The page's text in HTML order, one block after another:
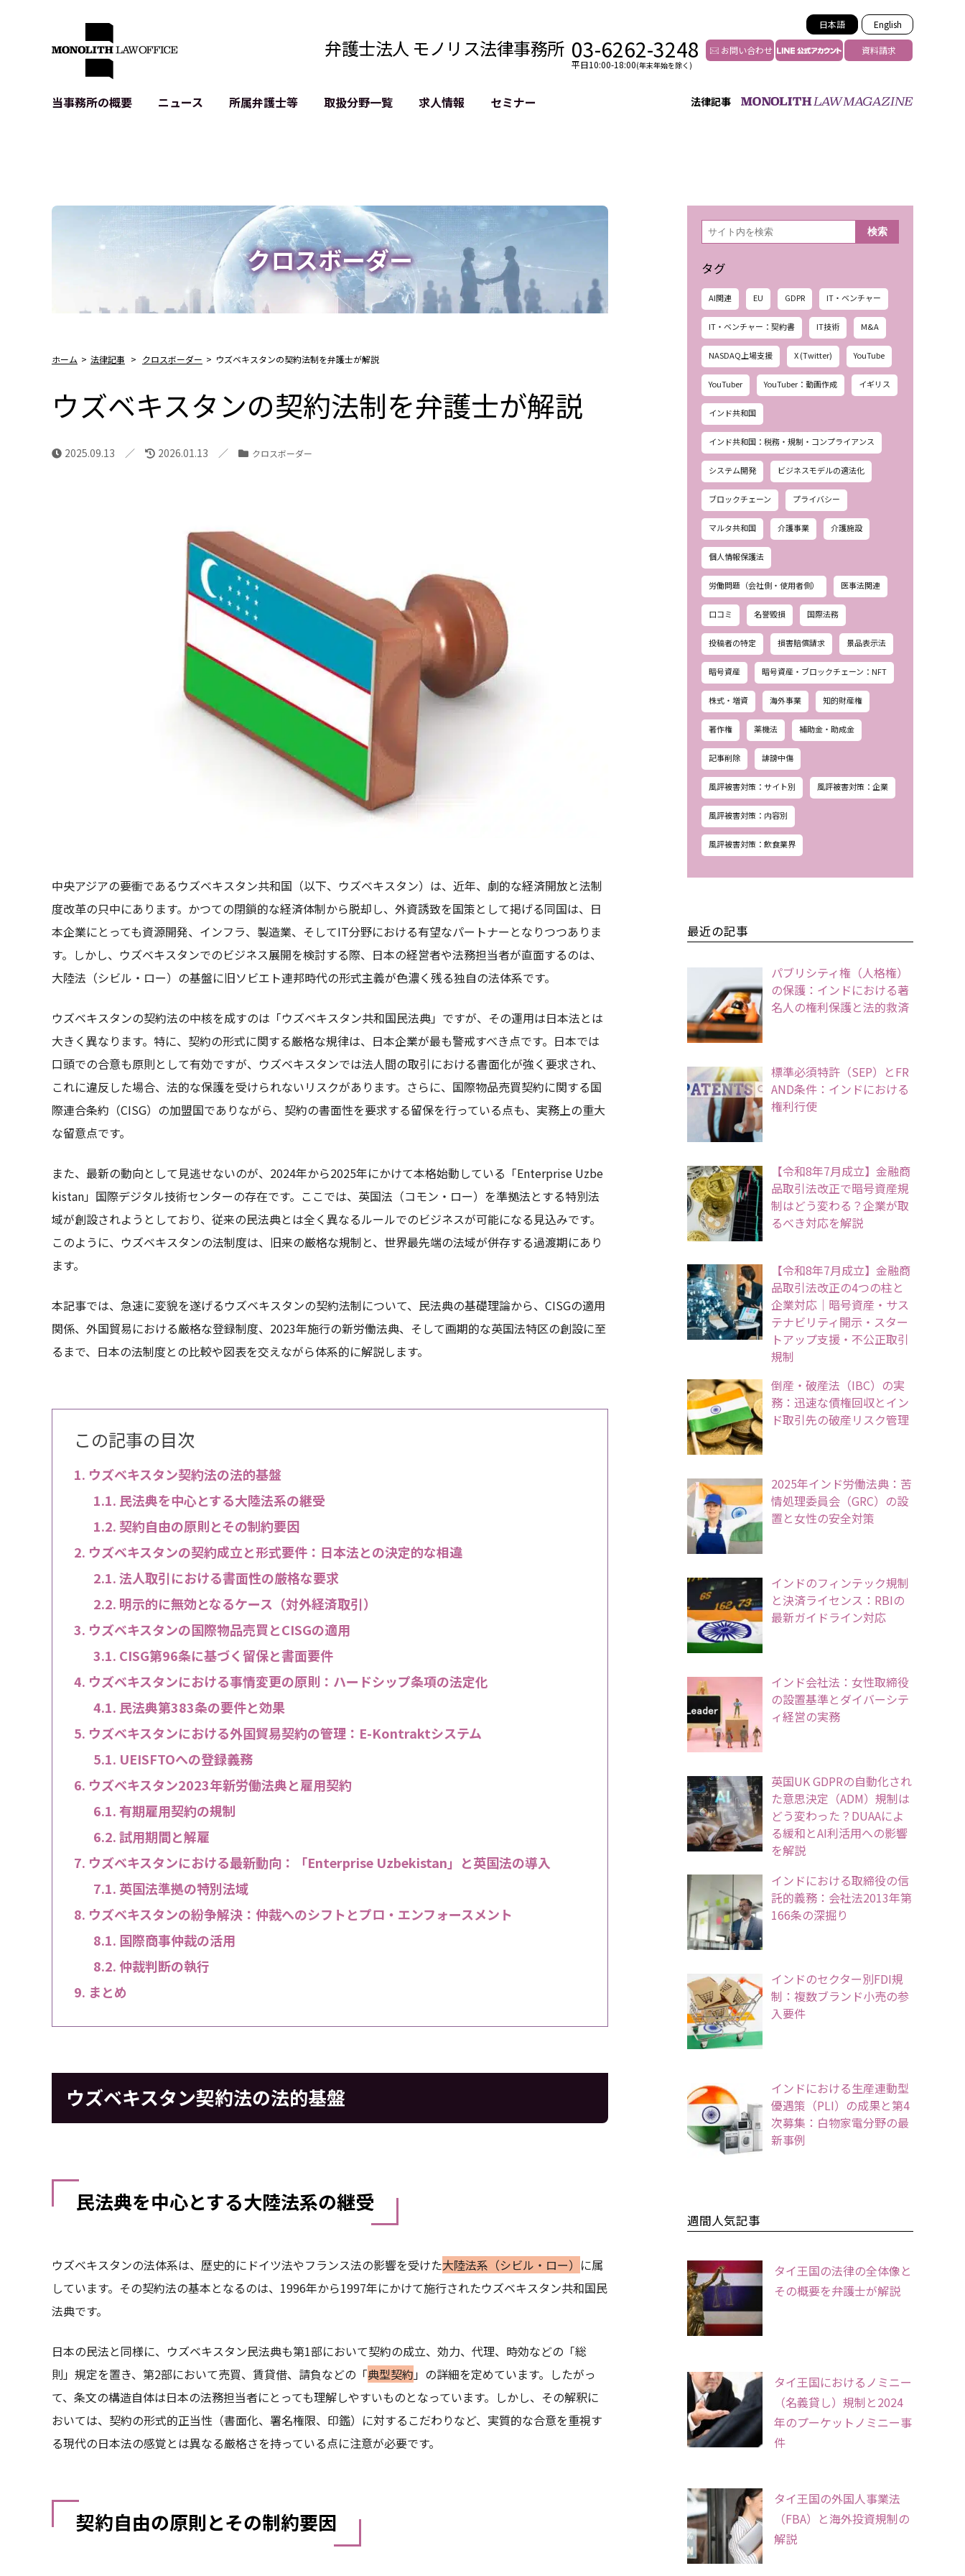
日本語 English
弁護士法人 モノリス法律事務所 03-6262-3248
平日10:00-18:00(年末年始を除く)
お問い合わせ 資料請求
法律記事
当事務所の概要 ニュース 所属弁護士等 取扱分野一覧
IPO（上場）支援
生成AI関連法務
記事・LPの薬機法等チェック
D2C等の不正転売対策
サイバー犯罪の刑事告訴等
GDPR対応支援
誹謗中傷加害者の弁護
リスティング汚染の削除対策
YouTube等SNSのM&A
求人情報 セミナー
クロスボーダー
ホーム > 法律記事 > クロスボーダー > ウズベキスタンの契約法制を弁護士が解説
ウズベキスタンの契約法制を弁護士が解説
2025.09.13 2026.01.13 クロスボーダー
中央アジアの要衝であるウズベキスタン共和国（以下、ウズベキスタン）は、近年、劇的な経済開放と法制
度改革の只中にあります。かつての閉鎖的な経済体制から脱却し、外資誘致を国策として掲げる同国は、日
本企業にとっても資源開発、インフラ、製造業、そしてIT分野における有望なパートナーとなりつつありま
す。しかし、ウズベキスタンでのビジネス展開を検討する際、日本の経営者や法務担当者が直面するのは、
大陸法（シビル・ロー）の基盤に旧ソビエト連邦時代の形式主義が色濃く残る独自の法体系です。
ウズベキスタンの契約法の中核を成すのは「ウズベキスタン共和国民法典」ですが、その運用は日本法とは
大きく異なります。特に、契約の形式に関する厳格な規律は、日本企業が最も警戒すべき点です。日本では
口頭での合意も原則として有効ですが、ウズベキスタンでは法人間の取引における書面化が強く要求され、
これに違反した場合、法的な保護を受けられないリスクがあります。さらに、国際物品売買契約に関する国
際連合条約（CISG）の加盟国でありながら、契約の書面性を要求する留保を行っている点も、実務上の重大
な留意点です。
また、最新の動向として見逃せないのが、2024年から2025年にかけて本格始動している「Enterprise Uzbe
kistan」国際デジタル技術センターの存在です。ここでは、英国法（コモン・ロー）を準拠法とする特別法
域が創設されようとしており、従来の民法典とは全く異なるルールでのビジネスが可能になる見込みです。
このように、ウズベキスタンの法制度は、旧来の厳格な規制と、世界最先端の法域が併存する過渡期にあり
ます。
本記事では、急速に変貌を遂げるウズベキスタンの契約法制について、民法典の基礎理論から、CISGの適用
関係、外国貿易における厳格な登録制度、2023年施行の新労働法典、そして画期的な英国法特区の創設に至
るまで、日本の法制度との比較や図表を交えながら体系的に解説します。
この記事の目次
ウズベキスタン契約法の法的基盤
民法典を中心とする大陸法系の継受
契約自由の原則とその制約要因
ウズベキスタンの契約成立と形式要件：日本法との決定的な相違
法人取引における書面性の厳格な要求
明示的に無効となるケース（対外経済取引）
ウズベキスタンの国際物品売買とCISGの適用
CISG第96条に基づく留保と書面要件
ウズベキスタンにおける事情変更の原則：ハードシップ条項の法定化
民法典第383条の要件と効果
ウズベキスタンにおける外国貿易契約の管理：E-Kontraktシステム
UEISFTOへの登録義務
ウズベキスタン2023年新労働法典と雇用契約
有期雇用契約の規制
試用期間と解雇
ウズベキスタンにおける最新動向：「Enterprise Uzbekistan」と英国法の導入
英国法準拠の特別法域
ウズベキスタンの紛争解決：仲裁へのシフトとプロ・エンフォースメント
国際商事仲裁の活用
仲裁判断の執行
まとめ
ウズベキスタン契約法の法的基盤
民法典を中心とする大陸法系の継受
ウズベキスタンの法体系は、歴史的にドイツ法やフランス法の影響を受けた大陸法系（シビル・ロー） に属
しています。その契約法の基本となるのは、1996年から1997年にかけて施行されたウズベキスタン共和国民
法典です。
日本の民法と同様に、ウズベキスタン民法典も第1部において契約の成立、効力、代理、時効などの「総
則」規定を置き、第2部において売買、賃貸借、請負などの「典型契約」の詳細を定めています。したがっ
て、条文の構造自体は日本の法務担当者にとっても理解しやすいものとなっています。しかし、その解釈に
おいては、契約の形式的正当性（書面化、署名権限、印鑑）に対するこだわりなど、実質的な合意を重視す
る現代の日本法の感覚とは異なる厳格さを持っている点に注意が必要です。
契約自由の原則とその制約要因
検
索 検索
タグ
AI関連 EU GDPR IT・ベンチャー
IT・ベンチャー：契約書 IT技術 M&A
NASDAQ上場支援 X (Twitter) YouTube
YouTuber YouTuber：動画作成 イギリス
インド共和国
インド共和国：税務・規制・コンプライアンス
システム開発 ビジネスモデルの適法化
ブロックチェーン プライバシー
マルタ共和国 介護事業 介護施設
個人情報保護法
労働問題（会社側・使用者側） 医事法関連
口コミ 名誉毀損 国際法務
投稿者の特定 損害賠償請求 景品表示法
暗号資産 暗号資産・ブロックチェーン：NFT
株式・増資 海外事業 知的財産権
著作権 薬機法 補助金・助成金
記事削除 誹謗中傷
風評被害対策：サイト別 風評被害対策：企業
風評被害対策：内容別
風評被害対策：飲食業界
最近の記事
パブリシティ権（人格権）
の保護：インドにおける著
名人の権利保護と法的救済
標準必須特許（SEP）とFR
AND条件：インドにおける
権利行使
【令和8年7月成立】金融商
品取引法改正で暗号資産規
制はどう変わる？企業が取
るべき対応を解説
【令和8年7月成立】金融商
品取引法改正の4つの柱と
企業対応｜暗号資産・サス
テナビリティ開示・スター
トアップ支援・不公正取引
規制
倒産・破産法（IBC）の実
務：迅速な債権回収とイン
ド取引先の破産リスク管理
2025年インド労働法典：苦
情処理委員会（GRC）の設
置と女性の安全対策
インドのフィンテック規制
と決済ライセンス：RBIの
最新ガイドライン対応
インド会社法：女性取締役
の設置基準とダイバーシテ
ィ経営の実務
英国UK GDPRの自動化され
た意思決定（ADM）規制は
どう変わった？DUAAによ
る緩和とAI利活用への影響
を解説
インドにおける取締役の信
託的義務：会社法2013年第
166条の深掘り
インドのセクター別FDI規
制：複数ブランド小売の参
入要件
インドにおける生産連動型
優遇策（PLI）の成果と第4
次募集：白物家電分野の最
新事例
週間人気記事
タイ王国の法律の全体像と
その概要を弁護士が解説
タイ王国におけるノミニー
（名義貸し）規制と2024
年のプーケットノミニー事
件
タイ王国の外国人事業法
（FBA）と海外投資規制の
解説